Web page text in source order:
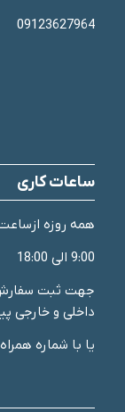
09123627964
ساعات کاری
همه روزه
9:00 الی 18:00
جهت ثبت سفارش
داخلی و خارجی
یا با شماره